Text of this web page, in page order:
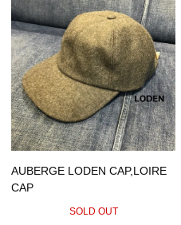
AUBERGE LODEN CAP,LOIRE
CAP
SOLD OUT